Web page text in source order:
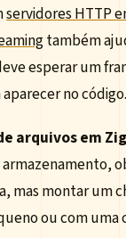
servidores HTTP
também
esperar um
no código.
arquivos em Zig
mas montar um
ou com uma